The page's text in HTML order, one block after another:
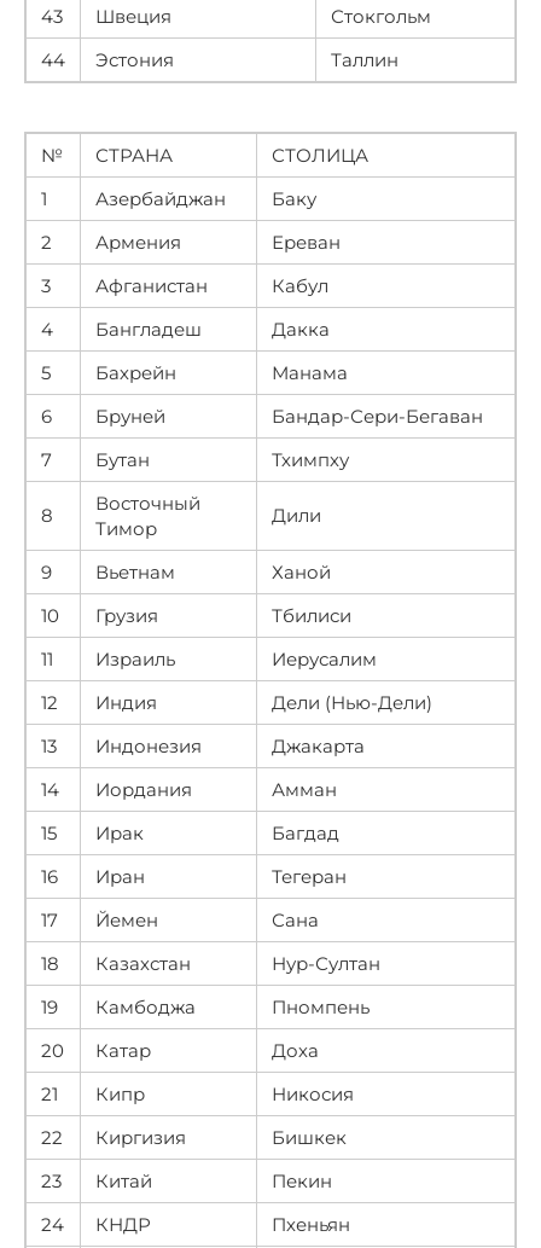
43 Швеция
Стокгольм
44
Эстония Таллин
№ СТРАНА
СТОЛИЦА
1
Азербайджан
Баку
2
Армения
Ереван
3
Афганистан
Кабул
4
Бангладеш
Дакка
5
Бахрейн
Манама
6
Бруней
Бандар-Сери-Бегаван
7
Бутан Тхимпху
8
Восточный
Тимор
Дили
9 Вьетнам
Ханой
10
Грузия
Тбилиси
11
Израиль
Иерусалим
12
Индия
Дели (Нью-Дели)
13
Индонезия
Джакарта
14
Иордания
Амман
15
Ирак
Багдад
16
Иран
Тегеран
17
Йемен
Сана
18
Казахстан
Нур-Султан
19
Камбоджа
Пномпень
20
Катар
Доха
21
Кипр
Никосия
22
Киргизия
Бишкек
23
Китай
Пекин
24
КНДР
Пхеньян